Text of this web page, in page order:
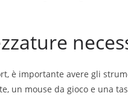
è importante avere gli
un mouse da gioco e una